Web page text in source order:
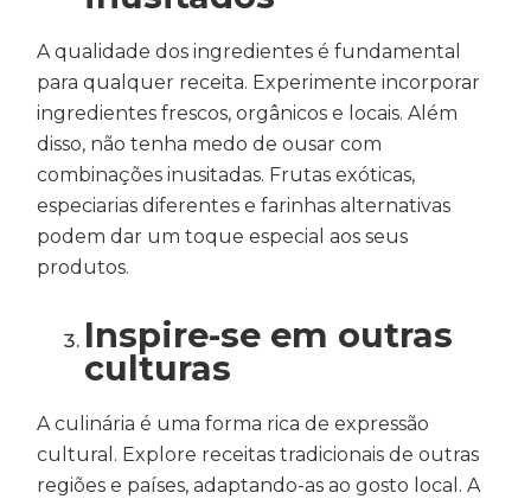
A qualidade dos ingredientes é fundamental
para qualquer receita. Experimente incorporar
ingredientes frescos, orgânicos e locais. Além
disso, não tenha medo de ousar com
combinações inusitadas. Frutas exóticas,
especiarias diferentes e farinhas alternativas
podem dar um toque especial aos seus
produtos.
Inspire-se em outras
culturas
A culinária é uma forma rica de expressão
cultural. Explore receitas tradicionais de outras
regiões e países, adaptando-as ao gosto local. A